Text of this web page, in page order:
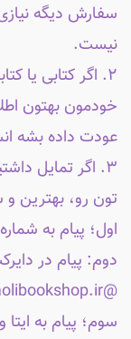
سفارش دیگه
نیست.
۲. اگر کتابی یا
خودمون بهتون
عودت داده بشه
۳. اگر تمایل
تون رو، بهترین
اول؛ پیام به شماره تلفن؛
دوم: پیام در
@madmolibookshop.ir
سوم؛ پیام به ایتا